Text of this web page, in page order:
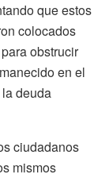
que estos
colocados
obstrucir
en el
deuda
ciudadanos
mismos